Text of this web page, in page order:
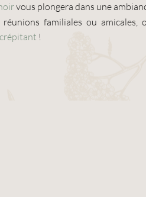
vous plongera dans une
familiales ou amicales,
!